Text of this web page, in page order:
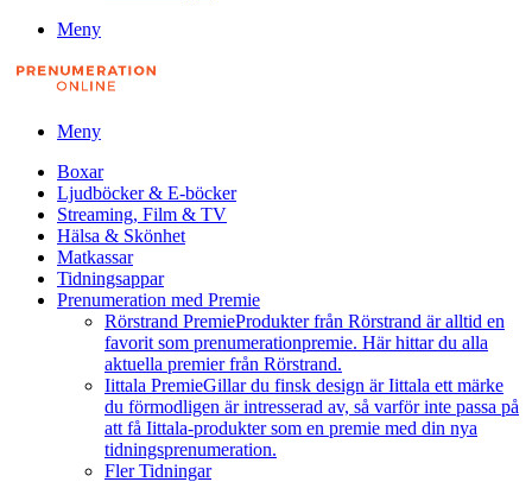
Meny
Meny
Boxar
Ljudböcker & E-böcker
Streaming, Film & TV
Hälsa & Skönhet
Matkassar
Tidningsappar
Prenumeration med Premie
Rörstrand PremieProdukter från Rörstrand är alltid en
favorit som prenumerationpremie. Här hittar du alla
aktuella premier från Rörstrand.
Iittala PremieGillar du finsk design är Iittala ett märke
du förmodligen är intresserad av, så varför inte passa på
att få Iittala-produkter som en premie med din nya
tidningsprenumeration.
Fler Tidningar